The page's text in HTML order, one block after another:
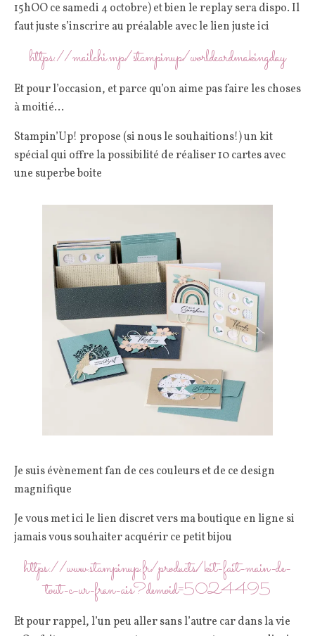
15hOO ce samedi 4 octobre) et bien le replay sera dispo. Il
faut juste s’inscrire au préalable avec le lien juste ici
https://mailchi.mp/stampinup/worldcardmakingday
Et pour l’occasion, et parce qu’on aime pas faire les choses
à moitié…
Stampin’Up! propose (si nous le souhaitions!) un kit
spécial qui offre la possibilité de réaliser 10 cartes avec
une superbe boite
Je suis évènement fan de ces couleurs et de ce design
magnifique
Je vous met ici le lien discret vers ma boutique en ligne si
jamais vous souhaiter acquérir ce petit bijou
https://www.stampinup.fr/products/kit-fait-main-de-
tout-c-ur-fran-ais?demoid=5024495
Et pour rappel, l’un peu aller sans l’autre car dans la vie